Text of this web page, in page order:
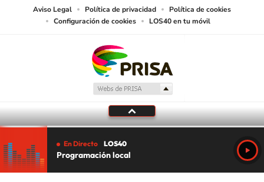
Aviso Legal Política de privacidad
Política de cookies
Configuración de cookies
LOS40 en tu móvil
En Directo LOS40
Programación local